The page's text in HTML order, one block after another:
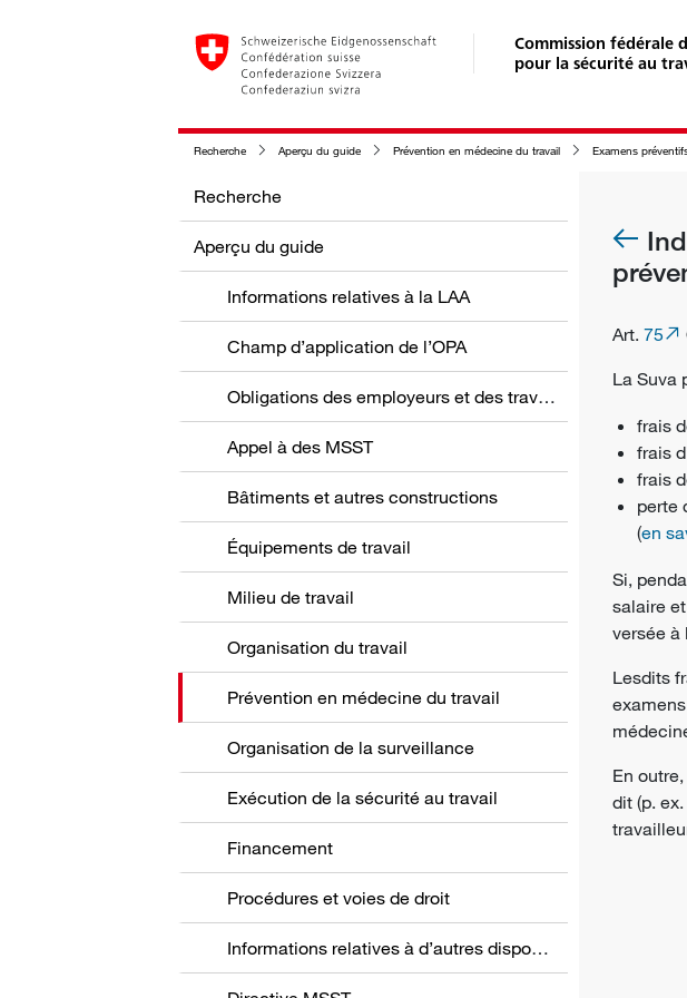
Commission fédérale
pour la sécurité au
Recherche Aperçu du guide Prévention en médecine du travail Examens préventifs dans le
Recherche
Aperçu du guide
Informations relatives à la LAA
Champ d’application de l’OPA
Obligations des employeurs et des travailleurs
Appel à des MSST
Bâtiments et autres constructions
Équipements de travail
Milieu de travail
Organisation du travail
Prévention en médecine du travail
Organisation de la surveillance
Exécution de la sécurité au travail
Financement
Procédures et voies de droit
Informations relatives à d’autres dispositions
Art. 75
La Suva
frais
frais
frais
perte
(en
Si,
salaire
versée à
Lesdits
En
dit (p.